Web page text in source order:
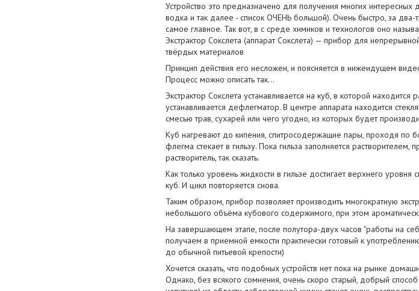
Устройство это предназначено для получения многих интересных
водка и так далее - список ОЧЕНЬ большой). Очень быстро, за два-
самое главное. Так вот, в с среде химиков и технологов оно
Экстрактор Сокслета (аппарат Сокслета) — прибор для
твёрдых материалов
Принцип действия его несложен, и поясняется в нижеидущем
Процесс можно описать так...
Экстрактор Сокслета устанавливается на куб, в которой
устанавливается дефлегматор. В центре аппарата находится
смесью трав, сухарей или чего угодно, из которых будет
Куб нагревают до кипения, спитросодержащие пары, проходя по
флегма стекает в гильзу. Пока гильза заполняется растворителем,
растворитель, так сказать.
Как только уровень жидкости в гильзе достигает верхнего уровня
куб. И цикл повторяется снова.
Таким образом, прибор позволяет производить многократную
небольшого объёма кубового содержимого, при этом
На завершающем этапе, после полутора-двух часов "работы на
получаем в приемной емкости практически готовый к
до обычной питьевой крепости)
Хочется сказать, что подобных устройств нет пока на рынке
Однако, без всякого сомнения, очень скоро старый, добрый